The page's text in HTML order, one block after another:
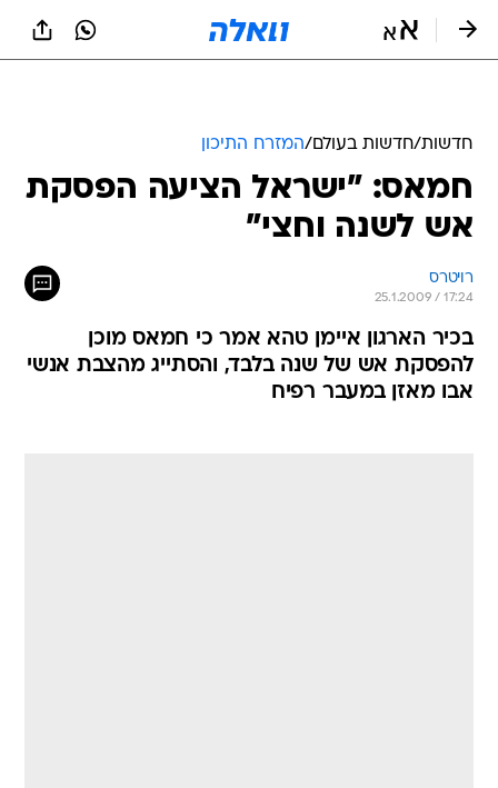
חדשות/חדשות בעולם/המזרח התיכון
חמאס: "ישראל הציעה הפסקת
אש לשנה וחצי"
רויטרס
25.1.2009 / 17:24
בכיר הארגון איימן טהא אמר כי חמאס מוכן
להפסקת אש של שנה בלבד, והסתייג מהצבת אנשי
אבו מאזן במעבר רפיח